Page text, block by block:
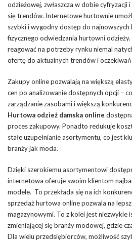
odzieżowej, zwłaszcza w dobie cyfryzacji
się trendów. Internetowe hurtownie
szybki i wygodny dostęp do najnowszych
fizycznego odwiedzania hurtowni
reagować na potrzeby rynku niemal
ofertę do aktualnych trendów i
Zakupy online pozwalają na większą
cen po analizowanie dostępnych opcji –
zarządzanie zasobami i większą
Hurtowa odzież damska online
proces zakupowy. Ponadto redukuje
stałe uzupełnianie asortymentu, co jest
branży jak moda.
Dzięki szerokiemu asortymentowi
internetowa oferuje swoim klientom
modele. To przekłada się na ich
sprzedaż hurtowa online pozwala na
magazynowymi. To z kolei jest niezwykle
zmieniającej się branży modowej, gdzie
Dla wielu przedsiębiorców, możliwość